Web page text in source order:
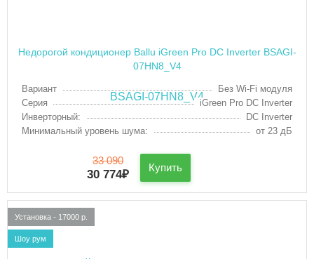
Недорогой кондиционер Ballu iGreen Pro DC Inverter BSAGI-
07HN8_V4
Вариант
Без Wi-Fi модуля
Серия
iGreen Pro DC Inverter
Инверторный:
DC Inverter
Минимальный уровень шума:
от 23 дБ
33 090
30 774₽
Купить
Установка - 17000 р.
Шоу рум